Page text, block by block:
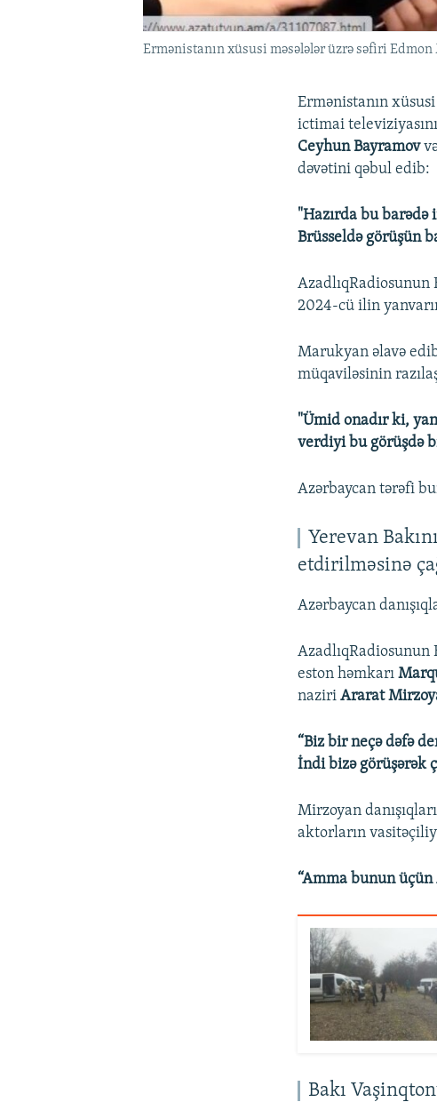
Ermənistanın xüsusi məsələlər üzrə səfiri
Ermənistanın
ictimai
Ceyhun Bayramov
dəvətini qəbul edib:
"Hazırda bu barədə
Brüsseldə görüşün
2024-cü ilin
Marukyan əlavə
müqaviləsinin
"Ümid onadır ki,
verdiyi bu görüşdə
Azərbaycan tərəfi
Yerevan
etdirilməsinə
Azərbaycan
eston həmkarı
naziriArarat
“Biz bir neçə dəfə
İndi bizə görüşərək
Mirzoyan
aktorların
“Amma bunun üçün
Bakı